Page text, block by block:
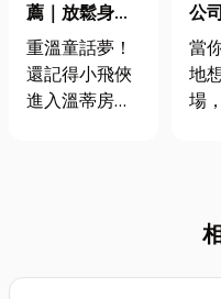
薦｜放鬆身心
的小角落！臥
榻設計讓你愛
上宅在家
重溫童話夢！
還記得小飛俠
進入溫蒂房
榻成為最溫暖
公
黃
建
條
當
地
場
能
市